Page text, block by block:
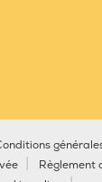
Règlement